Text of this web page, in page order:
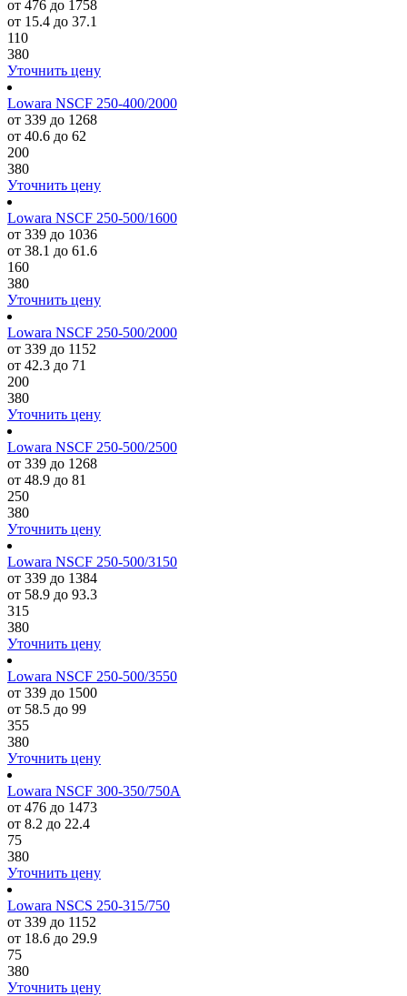
от 476 до 1758
от 15.4 до 37.1
110
380
Уточнить цену
Lowara NSCF 250-400/2000
от 339 до 1268
от 40.6 до 62
200
380
Уточнить цену
Lowara NSCF 250-500/1600
от 339 до 1036
от 38.1 до 61.6
160
380
Уточнить цену
Lowara NSCF 250-500/2000
от 339 до 1152
от 42.3 до 71
200
380
Уточнить цену
Lowara NSCF 250-500/2500
от 339 до 1268
от 48.9 до 81
250
380
Уточнить цену
Lowara NSCF 250-500/3150
от 339 до 1384
от 58.9 до 93.3
315
380
Уточнить цену
Lowara NSCF 250-500/3550
от 339 до 1500
от 58.5 до 99
355
380
Уточнить цену
Lowara NSCF 300-350/750A
от 476 до 1473
от 8.2 до 22.4
75
380
Уточнить цену
Lowara NSCS 250-315/750
от 339 до 1152
от 18.6 до 29.9
75
380
Уточнить цену